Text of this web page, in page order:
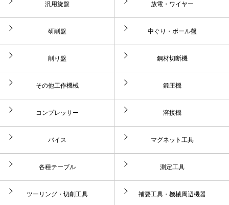
汎用旋盤 放電・ワイヤー
研削盤 中ぐり・ボール盤
削り盤 鋼材切断機
その他工作機械 鍛圧機
コンプレッサー 溶接機
バイス マグネット工具
各種テーブル 測定工具
ツーリング・切削工具 補要工具・機械周辺機器